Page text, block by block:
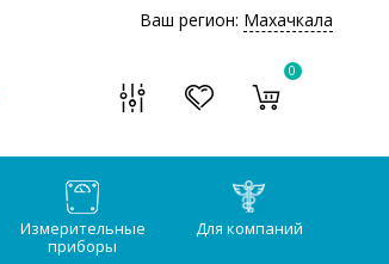
Ваш регион: Махачкала
0
Измерительные
приборы
Для компаний